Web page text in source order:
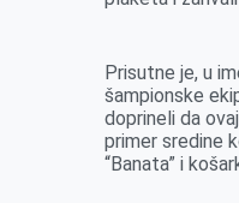
Prisutne je, u
šampionske
doprineli da
primer sredine
“Banata” i